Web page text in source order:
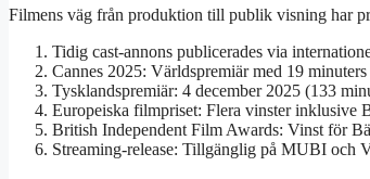
Filmens väg från produktion till publik visning har
Tidig cast-annons publicerades via
Cannes 2025: Världspremiär med 19
Tysklandspremiär: 4 december 2025 (133
Europeiska filmpriset: Flera vinster inklusive
British Independent Film Awards: Vinst för
Streaming-release: Tillgänglig på MUBI och